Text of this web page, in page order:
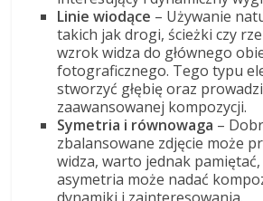
Linie wiodące – Używanie
takich jak drogi, ścieżki czy
wzrok widza do głównego
fotograficznego. Tego typu
stworzyć głębię oraz
zaawansowanej kompozycji.
Symetria i równowaga –
zbalansowane zdjęcie może
widza, warto jednak pamiętać,
asymetria może nadać